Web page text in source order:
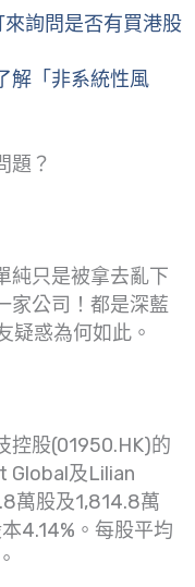
詢問是否有買港股
解「非系統性風
題？
純只是被拿去亂下
家公司！都是深藍
疑惑為何如此。
控股(01950.HK)的
Global及Lilian
萬股及1,814.8萬
4.14%。每股平均